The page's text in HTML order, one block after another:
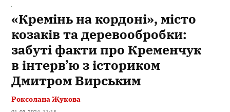
«Кремінь на кордоні», місто
козаків та деревообробки:
забуті факти про Кременчук
в інтерв’ю з істориком
Дмитром Вирським
Роксолана Жукова